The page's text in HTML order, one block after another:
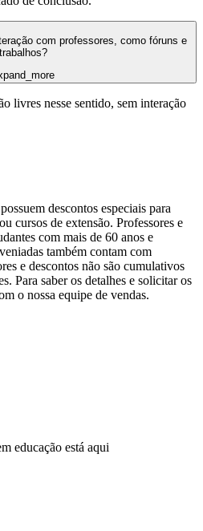
com professores, como fóruns e
trabalhos?
livres nesse sentido, sem interação
descontos especiais para
cursos de extensão. Professores e
com mais de 60 anos e
também contam com
e descontos não são cumulativos
Para saber os detalhes e solicitar os
o nossa equipe de vendas.
educação está aqui